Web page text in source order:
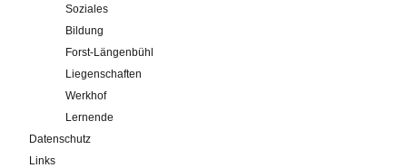
Soziales
Bildung
Forst-Längenbühl
Liegenschaften
Werkhof
Lernende
Datenschutz
Links